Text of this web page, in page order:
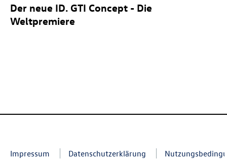
Der neue ID. GTI Concept - Die
Weltpremiere
Impressum Datenschutzerklärung